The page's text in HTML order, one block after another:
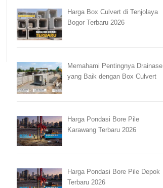
Harga Box Culvert di Tenjolaya
Bogor Terbaru 2026
Memahami Pentingnya Drainase
yang Baik dengan Box Culvert
Harga Pondasi Bore Pile
Karawang Terbaru 2026
Harga Pondasi Bore Pile Depok
Terbaru 2026